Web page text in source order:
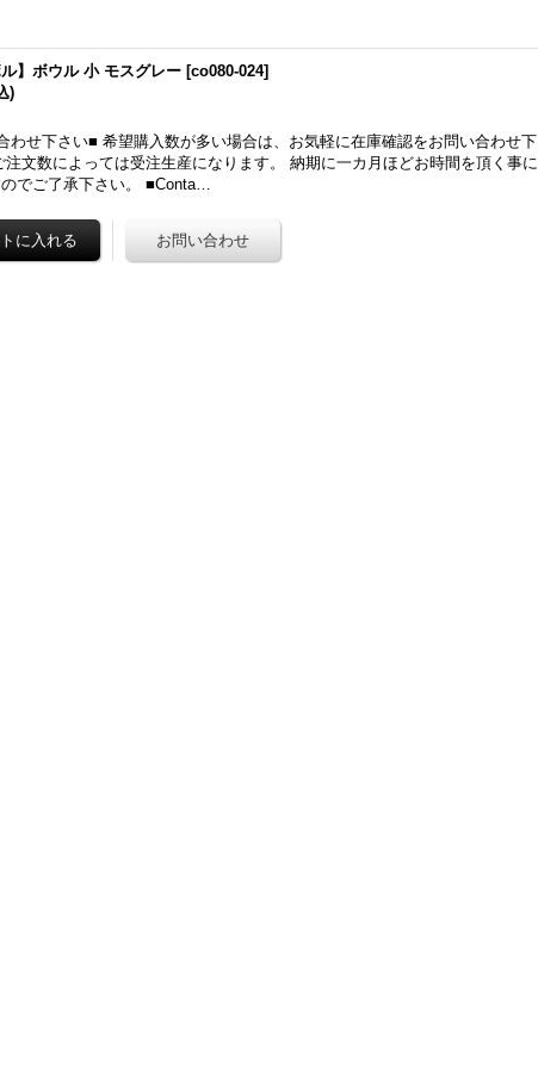
ル】ボウル 小 モスグレー [co080-024]
)
わせ下さい■ 希望購入数が多い場合は、お気軽に在庫確認をお問い合わせ下
注文数によっては受注生産になります。 納期に一カ月ほどお時間を頂く事に
でご了承下さい。 ■Conta…